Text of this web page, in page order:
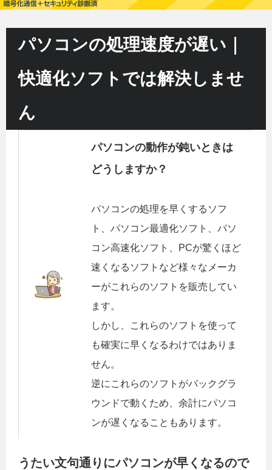
パソコンの処理速度が遅い｜
快適化ソフトでは解決しませ
ん
パソコンの動作が鈍いときは
どうしますか？
パソコンの処理を早くするソフ
ト、パソコン最適化ソフト、パソ
コン高速化ソフト、PCが驚くほど
速くなるソフトなど様々なメーカ
ーがこれらのソフトを販売してい
ます。
しかし、これらのソフトを使って
も確実に早くなるわけではありま
せん。
逆にこれらのソフトがバックグラ
ウンドで動くため、余計にパソコ
ンが遅くなることもあります。
うたい文句通りにパソコンが早くなるので